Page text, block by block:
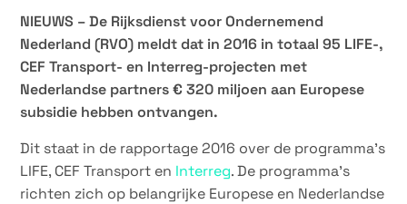
NIEUWS – De Rijksdienst voor Ondernemend
Nederland (RVO) meldt dat in 2016 in totaal 95 LIFE-,
CEF Transport- en Interreg-projecten met
Nederlandse partners € 320 miljoen aan Europese
subsidie hebben ontvangen.
Dit staat in de rapportage 2016 over de programma’s
LIFE, CEF Transport en Interreg. De programma’s
richten zich op belangrijke Europese en Nederlandse